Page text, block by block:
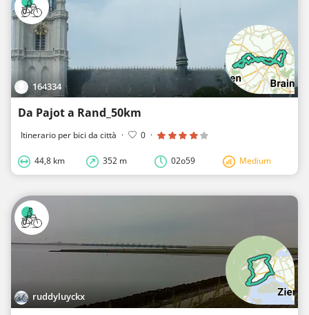
164334
Da Pajot a Rand_50km
Itinerario per bici da città · 0 ·
44,8 km 352 m 02o59 Medium
ruddyluyckx